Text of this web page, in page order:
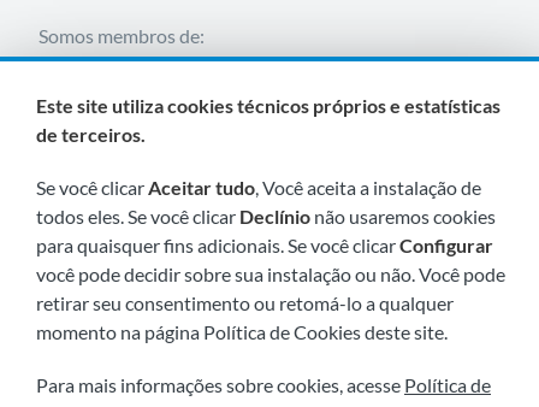
Somos membros de:
Visite-nos em breve em:
Este site utiliza cookies técnicos próprios e estatísticas
de terceiros.
Se você clicarAceitar tudo, Você aceita a instalação de
todos eles. Se você clicar Declínio não usaremos cookies
para quaisquer fins adicionais. Se você clicarConfigurar
você pode decidir sobre sua instalação ou não. Você pode
retirar seu consentimento ou retomá-lo a qualquer
momento na página Política de Cookies deste site.
Para mais informações sobre cookies, acesse Política de